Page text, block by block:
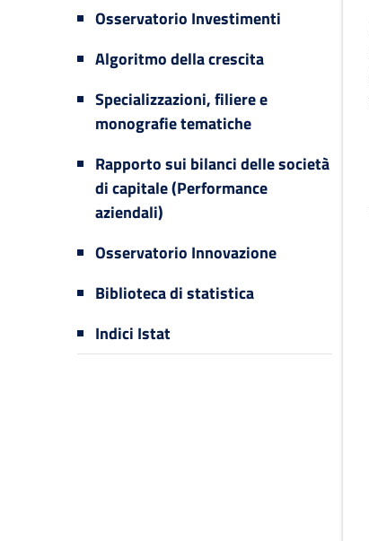
Osservatorio Investimenti
Algoritmo della crescita
Specializzazioni, filiere e
monografie tematiche
Rapporto sui bilanci delle società
di capitale (Performance
aziendali)
Osservatorio Innovazione
Biblioteca di statistica
Indici Istat